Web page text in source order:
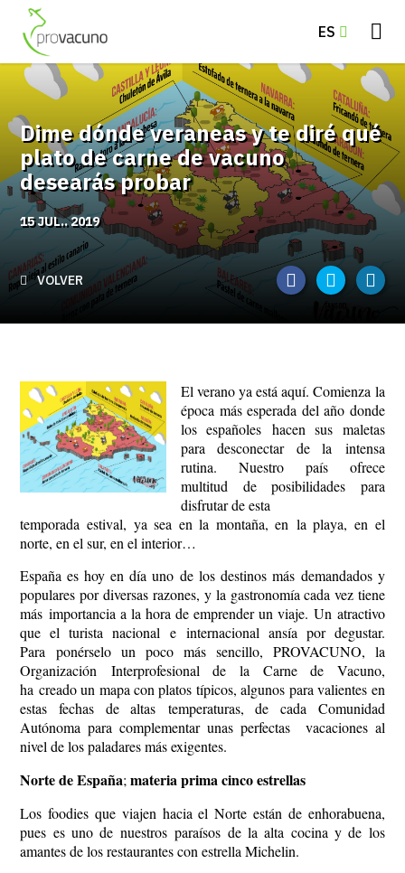
ES
Dime dónde veraneas y te diré qué
plato de carne de vacuno
desearás probar
15 JUL.. 2019
VOLVER
El verano ya está aquí. Comienza la
época más esperada del año donde
los españoles hacen sus maletas
para desconectar de la intensa
rutina. Nuestro país ofrece
multitud de posibilidades para
disfrutar de esta
temporada estival, ya sea en la montaña, en la playa, en el
norte, en el sur, en el interior
España es hoy en día uno de los destinos más demandados y
populares por diversas razones, y la gastronomía cada vez tiene
más importancia a la hora de emprender un viaje. Un atractivo
que el turista nacional e internacional ansía por degustar.
Para ponérselo un poco más sencillo, PROVACUNO, la
Organización Interprofesional de la Carne de Vacuno,
ha creado un mapa con platos típicos, algunos para valientes en
estas fechas de altas temperaturas, de cada Comunidad
Autónoma para complementar unas perfectas vacaciones al
nivel de los paladares más exigentes.
Norte de España;materia prima cinco estrellas
Los foodies que viajen hacia el Norte están de enhorabuena,
pues es uno de nuestros paraísos de la alta cocina y de los
amantes de los restaurantes con estrella Michelin.